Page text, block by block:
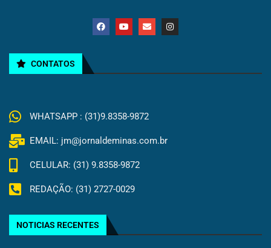
CONTATOS
WHATSAPP : (31)9.8358-9872
EMAIL: jm@jornaldeminas.com.br
CELULAR: (31) 9.8358-9872
REDAÇÃO: (31) 2727-0029
NOTICIAS RECENTES